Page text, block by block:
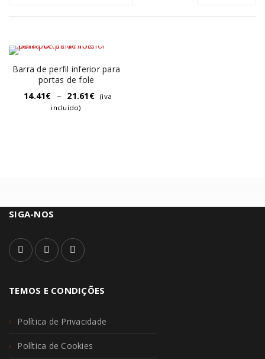
Barra de perfil inferior para
portas de fole
14.41€ – 21.61€
(iva
incluído)
SIGA-NOS
TEMOS E CONDIÇÕES
Política de Privacidade
Política de Cookies